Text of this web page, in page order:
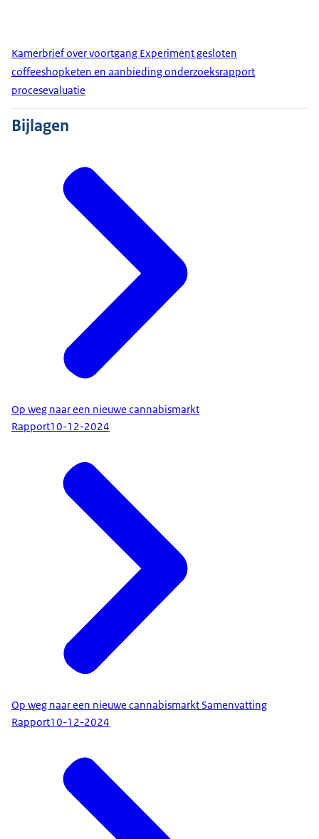
Kamerbrief over voortgang Experiment gesloten
coffeeshopketen en aanbieding onderzoeksrapport
procesevaluatie
Bijlagen
Op weg naar een nieuwe cannabismarkt
Rapport10-12-2024
Op weg naar een nieuwe cannabismarkt Samenvatting
Rapport10-12-2024